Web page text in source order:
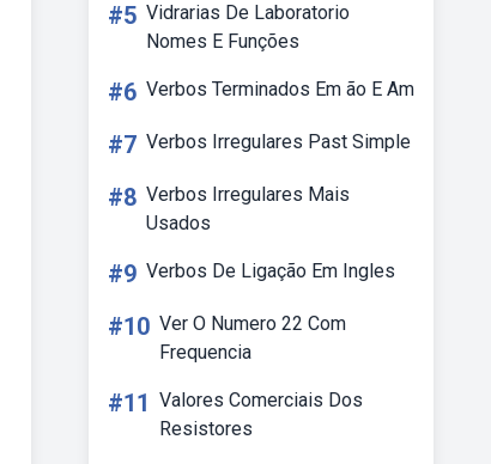
#5 Vidrarias De Laboratorio
Nomes E Funções
#6 Verbos Terminados Em ão E Am
#7 Verbos Irregulares Past Simple
#8 Verbos Irregulares Mais
Usados
#9 Verbos De Ligação Em Ingles
#10 Ver O Numero 22 Com
Frequencia
#11 Valores Comerciais Dos
Resistores